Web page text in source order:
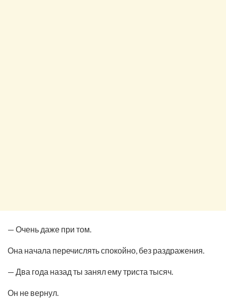
— Очень даже при том.
Она начала перечислять спокойно, без раздражения.
— Два года назад ты занял ему триста тысяч.
Он не вернул.